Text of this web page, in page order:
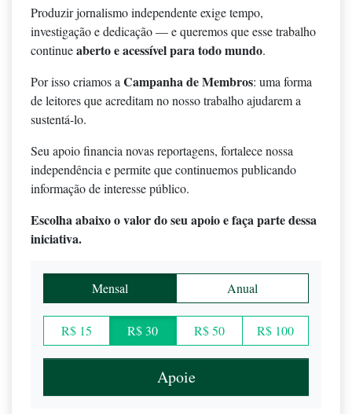
Produzir jornalismo independente exige tempo,
investigação e dedicação — e queremos que esse trabalho
continueaberto e acessível para todo mundo.
Por isso criamos aCampanha de Membros: uma forma
de leitores que acreditam no nosso trabalho ajudarem a
sustentá-lo.
Seu apoio financia novas reportagens, fortalece nossa
independência e permite que continuemos publicando
informação de interesse público.
Escolha abaixo o valor do seu apoio e faça parte dessa
iniciativa.
Mensal Anual
R$ 15 R$ 30 R$ 50 R$ 100
Apoie